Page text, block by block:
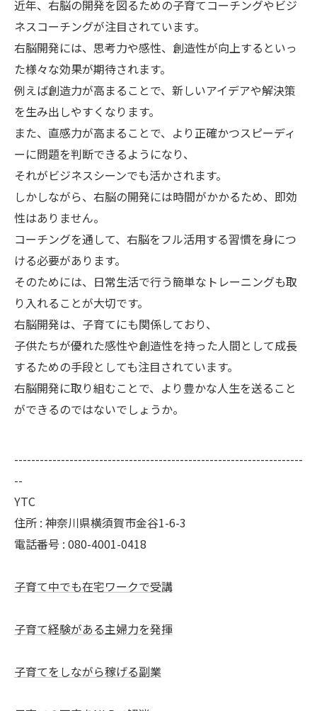
近年、右脳の開発を図るための子育てコーチングやビジ
ネスコーチングが注目されています。
右脳開発には、思考力や感性、創造性が向上するといっ
た様々な効果が期待されます。
例えば創造力が高まることで、新しいアイデアや解決策
を生み出しやすくなります。
また、直感力が高まることで、より正確かつスピーディ
ーに問題を判断できるようになり、
それがビジネスシーンでも活かされます。
しかしながら、右脳の開発には時間がかかるため、即効
性はありません。
コーチングを通して、右脳をフル活用する習慣を身につ
ける必要があります。
そのためには、日常生活で行う簡単なトレーニングも取
り入れることが大切です。
右脳開発は、子育てにも関係しており、
子供たちが優れた感性や創造性を持った人間として成長
するための手段としても注目されています。
右脳開発に取り組むことで、より豊かな人生を送ること
ができるのではないでしょうか。
--------------------------------------------------------------------
--
YTC
住所 : 神奈川県横須賀市金谷1-6-3
電話番号 : 080-4001-0418
子育て中でも在宅ワークで受講
子育て経験がある主婦力を発揮
子育てをしながら稼げる副業